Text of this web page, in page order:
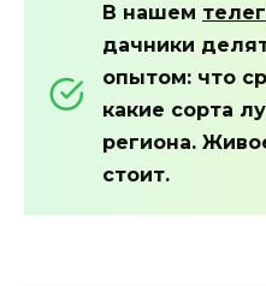
В нашем
дачники
опытом: что
какие сорта
региона.
стоит.